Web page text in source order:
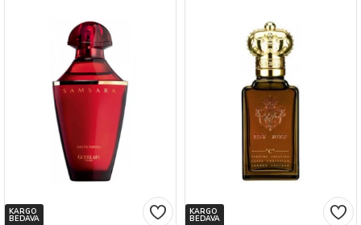
KARGO
BEDAVA
KARGO
BEDAVA